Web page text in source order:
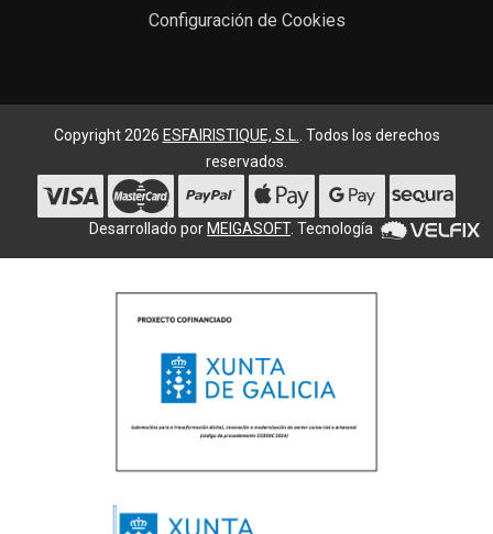
Configuración de Cookies
Copyright 2026 ESFAIRISTIQUE, S.L.. Todos los derechos
reservados.
Desarrollado por MEIGASOFT. Tecnología